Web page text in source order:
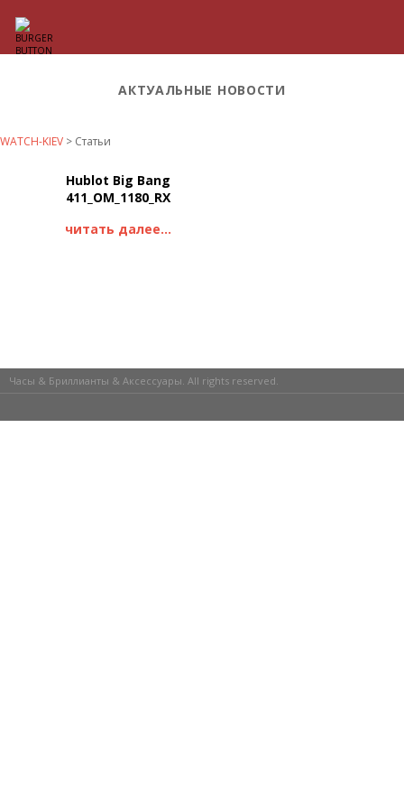
АКТУАЛЬНЫЕ НОВОСТИ
WATCH-KIEV > Статьи
Hublot Big Bang
411_OM_1180_RX
читать далее...
Часы & Бриллианты & Аксессуары. All rights reserved.